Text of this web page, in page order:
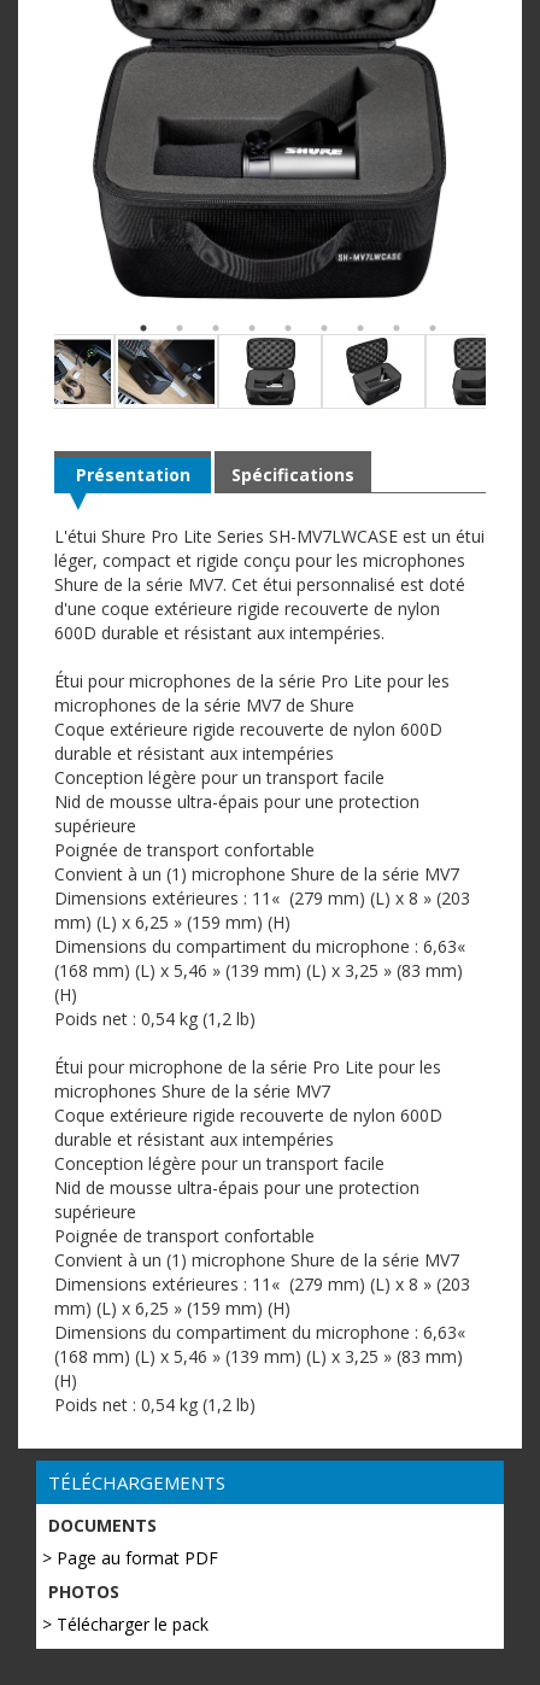
Présentation
L'étui Shure Pro Lite Series SH-MV7LWCASE est un étui
léger, compact et rigide conçu pour les microphones
Shure de la série MV7. Cet étui personnalisé est doté
d'une coque extérieure rigide recouverte de nylon
600D durable et résistant aux intempéries.
Étui pour microphones de la série Pro Lite pour les
microphones de la série MV7 de Shure
Coque extérieure rigide recouverte de nylon 600D
durable et résistant aux intempéries
Conception légère pour un transport facile
Nid de mousse ultra-épais pour une protection
supérieure
Poignée de transport confortable
Convient à un (1) microphone Shure de la série MV7
Dimensions extérieures : 11« (279 mm) (L) x 8 » (203
mm) (L) x 6,25 » (159 mm) (H)
Dimensions du compartiment du microphone : 6,63«
(168 mm) (L) x 5,46 » (139 mm) (L) x 3,25 » (83 mm)
(H)
Poids net : 0,54 kg (1,2 lb)
Étui pour microphone de la série Pro Lite pour les
microphones Shure de la série MV7
Coque extérieure rigide recouverte de nylon 600D
durable et résistant aux intempéries
Conception légère pour un transport facile
Nid de mousse ultra-épais pour une protection
supérieure
Poignée de transport confortable
Convient à un (1) microphone Shure de la série MV7
Dimensions extérieures : 11« (279 mm) (L) x 8 » (203
mm) (L) x 6,25 » (159 mm) (H)
Dimensions du compartiment du microphone : 6,63«
(168 mm) (L) x 5,46 » (139 mm) (L) x 3,25 » (83 mm)
(H)
Poids net : 0,54 kg (1,2 lb)
Spécifications
TÉLÉCHARGEMENTS
DOCUMENTS
> Page au format PDF
PHOTOS
> Télécharger le pack